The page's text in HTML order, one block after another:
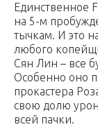
Единственное
на 5-м
тычкам. И это
любого
Сян Лин – все
Особенно оно
прокастера
свою долю
всей пачки.